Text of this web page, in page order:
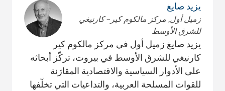
يزيد صايغ
زميل أول, مركز مالكوم كير– كارنيغي
للشرق الأوسط
يزيد صايغ زميل أول في مركز مالكوم كير–
كارنيغي للشرق الأوسط في بيروت، تركّز أبحاثه
على الأدوار السياسية والاقتصادية المقارَنة
للقوات المسلحة العربية، والتداعيات التي تخلّفها